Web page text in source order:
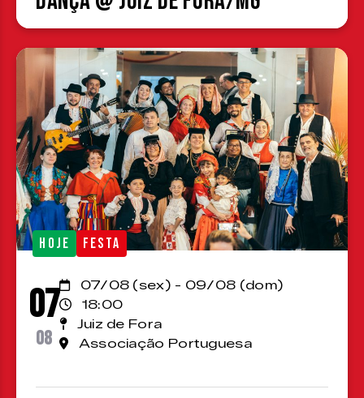
HOJE FESTA
07
08
07/08 (sex) - 09/08 (dom)
18:00
Juiz de Fora
Associação Portuguesa